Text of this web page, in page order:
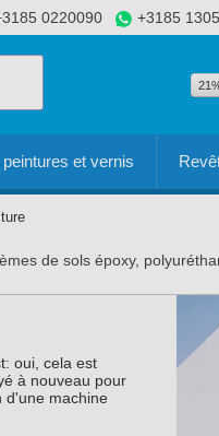
0220090 +3185
et vernis
de sols époxy,
oui, cela est
à nouveau pour
d'une machine